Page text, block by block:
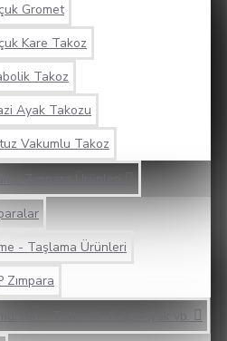
Gromet
Kare Takoz
Takoz
Ayak Takozu
Vakumlu Takoz
Zımpara Ürünleri
- Taşlama Ürünleri
Zımpara
- Tutamak, Kulp, Ayak vb.